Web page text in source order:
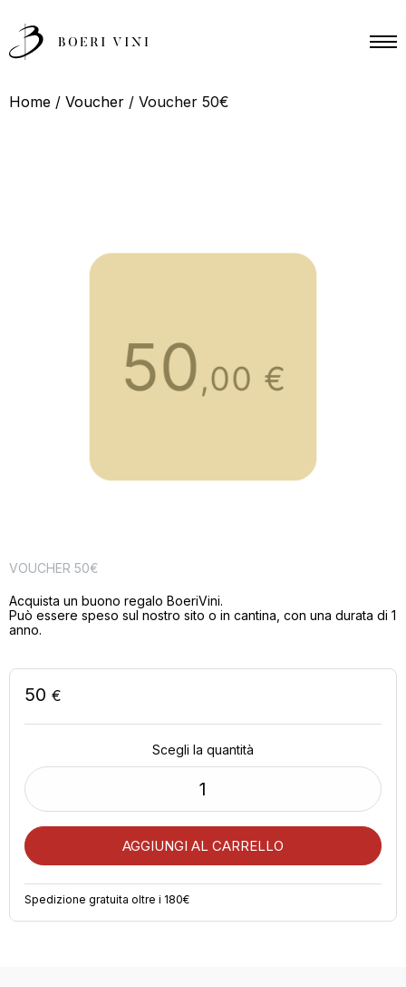
Vivi
LE NOSTRE ESPERIENZE
Home / Voucher / Voucher 50€
VOUCHER 50€
Acquista un buono regalo BoeriVini.
Può essere speso sul nostro sito o in cantina, con una durata di 1
anno.
50 €
Scegli la quantità
Spedizione gratuita oltre i 180€